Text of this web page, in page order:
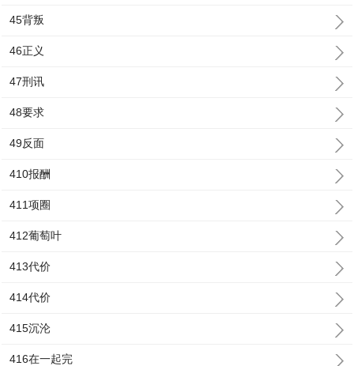
45背叛
46正义
47刑讯
48要求
49反面
410报酬
411项圈
412葡萄叶
413代价
414代价
415沉沦
416在一起完